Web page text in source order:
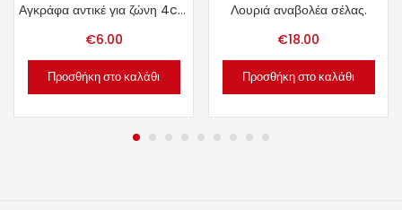
Αγκράφα αντικέ για ζώνη 4cm.
€6.00
Προσθήκη στο καλάθι
Λουριά αναβολέα σέλας.
€18.00
Προσθήκη στο καλάθι